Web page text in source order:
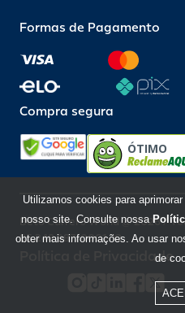
Formas de Pagamento
Compra segura
ÓTIMO
Beto Carrero World @ 2026 /
85.248.987/0001-10
Política de Privacidade
Utilizamos cookies para
nosso site. Consulte nossa
obter mais informações. Ao usar
de